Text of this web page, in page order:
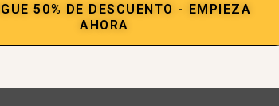
sencillo basado en el uso.
Diseñado
50% DE DESCUENTO - EMPIEZA
AHORA